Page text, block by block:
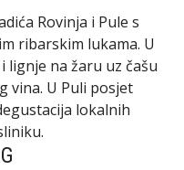
Rovinja i Pule s
ribarskim lukama. U
lignje na žaru uz čašu
vina. U Puli posjet
lokalnih